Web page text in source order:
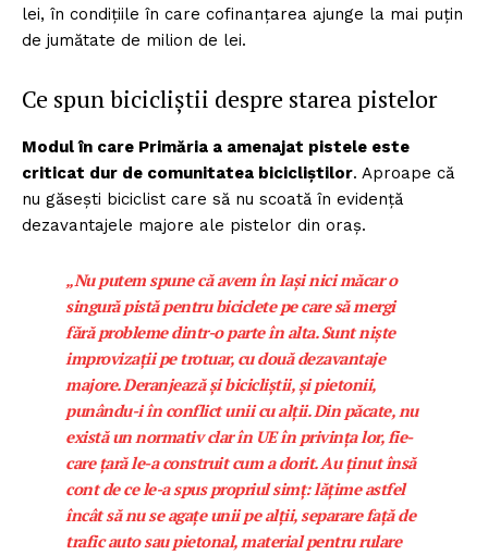
lei, în condițiile în care cofinanțarea ajunge la mai puțin
de jumătate de milion de lei.
Ce spun bicicliștii despre starea pistelor
Modul în care Primăria a amenajat pistele este
criticat dur de comunitatea bicicliștilor. Aproape că
nu găsești biciclist care să nu scoată în evidență
dezavantajele majore ale pistelor din oraș.
„Nu putem spune că avem în Iași nici măcar o
singură pistă pentru biciclete pe care să mergi
fără probleme dintr-o parte în alta. Sunt niște
improvizații pe trotuar, cu două dezavantaje
majore. Deranjează și bicicliștii, și pietonii,
punându-i în conflict unii cu alții. Din păcate, nu
există un normativ clar în UE în privinţa lor, fie­
care țară le-a construit cum a dorit. Au ți­nut însă
cont de ce le-a spus propriul simț: lățime astfel
încât să nu se agațe unii pe alții, separare față de
trafic auto sau pietonal, material pentru rulare